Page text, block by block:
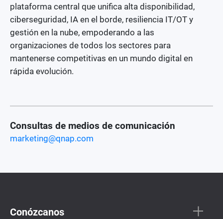
plataforma central que unifica alta disponibilidad,
ciberseguridad, IA en el borde, resiliencia IT/OT y
gestión en la nube, empoderando a las
organizaciones de todos los sectores para
mantenerse competitivas en un mundo digital en
rápida evolución.
Consultas de medios de comunicación
marketing@qnap.com
Conózcanos